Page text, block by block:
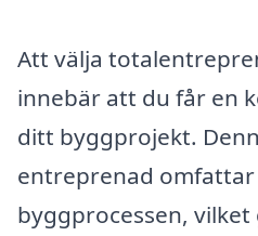
Att välja
innebär att du får en
ditt byggprojekt.
entreprenad omfattar
byggprocessen,